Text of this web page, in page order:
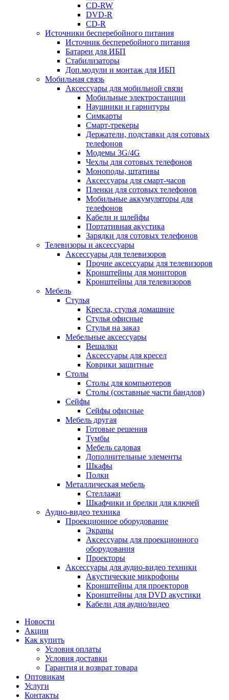
CD-RW
DVD-R
CD-R
Источники бесперебойного питания
Источник бесперебойного питания
Батареи для ИБП
Стабилизаторы
Доп.модули и монтаж для ИБП
Мобильная связь
Аксессуары для мобильной связи
Мобильные электростанции
Наушники и гарнитуры
Симкарты
Смарт-трекеры
Держатели, подставки для сотовых
телефонов
Модемы 3G/4G
Чехлы для сотовых телефонов
Моноподы, штативы
Аксессуары для смарт-часов
Пленки для сотовых телефонов
Мобильные аккумуляторы для
телефонов
Кабели и шлейфы
Портативная акустика
Зарядки для сотовых телефонов
Телевизоры и аксессуары
Аксессуары для телевизоров
Прочие аксессуары для телевизоров
Кронштейны для мониторов
Кронштейны для телевизоров
Мебель
Стулья
Кресла, стулья домашние
Стулья офисные
Стулья на заказ
Мебельные аксессуары
Вешалки
Аксессуары для кресел
Коврики защитные
Столы
Столы для компьютеров
Столы (составные части бандлов)
Сейфы
Сейфы офисные
Мебель другая
Готовые решения
Тумбы
Мебель садовая
Дополнительные элементы
Шкафы
Полки
Металлическая мебель
Стеллажи
Шкафчики и брелки для ключей
Аудио-видео техника
Проекционное оборудование
Экраны
Аксессуары для проекционного
оборудования
Проекторы
Аксессуары для аудио-видео техники
Акустические микрофоны
Кронштейны для проекторов
Кронштейны для DVD акустики
Кабели для аудио/видео
Новости
Акции
Как купить
Условия оплаты
Условия доставки
Гарантия и возврат товара
Оптовикам
Услуги
Контакты